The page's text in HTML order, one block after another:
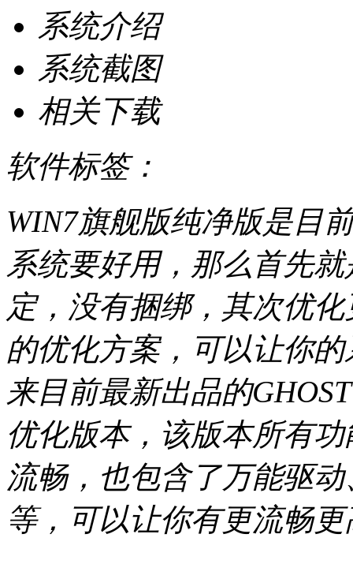
系统介绍
系统截图
相关下载
软件标签：
WIN7旗舰版纯净版是目
系统要好用，那么首先
定，没有捆绑，其次优
的优化方案，可以让你
来目前最新出品的
优化版本，该版本所有
流畅，也包含了万能驱
等，可以让你有更流畅